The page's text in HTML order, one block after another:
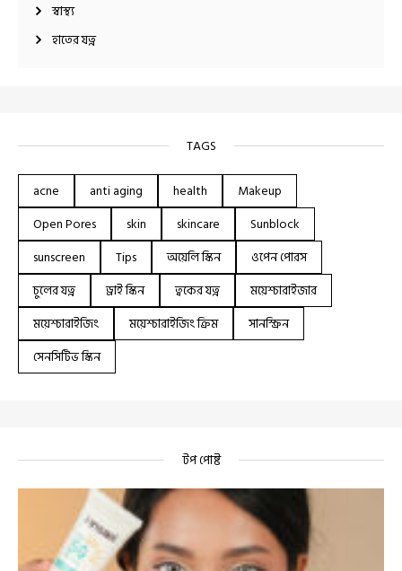
স্বাস্থ্য
হাতের যত্ন
TAGS
acne anti aging health
Makeup
Open Pores
skin skincare
Sunblock
sunscreen
Tips অয়েলি স্কিন
ওপেন পোরস
চুলের যত্ন
ড্রাই স্কিন ত্বকের যত্ন
ময়েশ্চারাইজার
ময়েশ্চারাইজিং
ময়েশ্চারাইজিং ক্রিম
সানস্ক্রিন
সেনসিটিভ স্কিন
টপ পোষ্ট